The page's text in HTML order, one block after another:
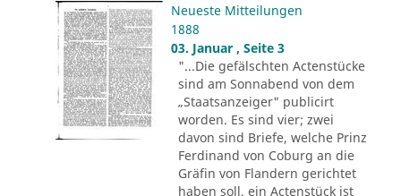
Neueste Mitteilungen
1888
03. Januar , Seite 3
"...Die gefälschten Actenstücke
sind am Sonnabend von dem
„Staatsanzeiger" publicirt
worden. Es sind vier; zwei
davon sind Briefe, welche Prinz
Ferdinand von Coburg an die
Gräfin von Flandern gerichtet
haben soll, ein Actenstück ist